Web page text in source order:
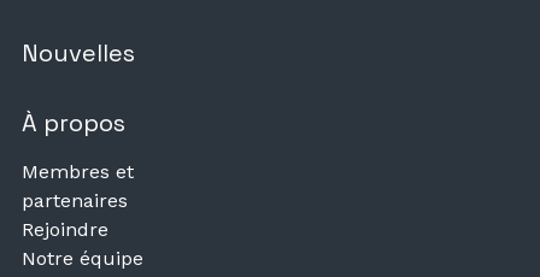
Nouvelles
À propos
Membres et
partenaires
Rejoindre
Notre équipe